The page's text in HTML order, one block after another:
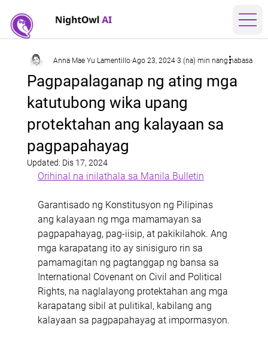
Pagpapalaganap ng ating mga
katutubong wika upang
protektahan ang kalayaan sa
pagpapahayag
Anna Mae Yu Lamentillo Ago 23, 2024 3 (na) min nang nabasa
Updated: Dis 17, 2024
Orihinal na inilathala sa Manila Bulletin
Garantisado ng Konstitusyon ng Pilipinas
ang kalayaan ng mga mamamayan sa
pagpapahayag, pag-iisip, at pakikilahok. Ang
mga karapatang ito ay sinisiguro rin sa
pamamagitan ng pagtanggap ng bansa sa
International Covenant on Civil and Political
Rights, na naglalayong protektahan ang mga
karapatang sibil at pulitikal, kabilang ang
kalayaan sa pagpapahayag at impormasyon.